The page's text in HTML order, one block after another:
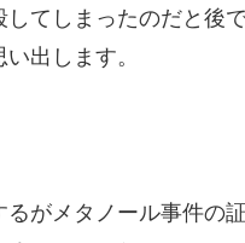
てしまったのだと後
出します。
がメタノール事件の